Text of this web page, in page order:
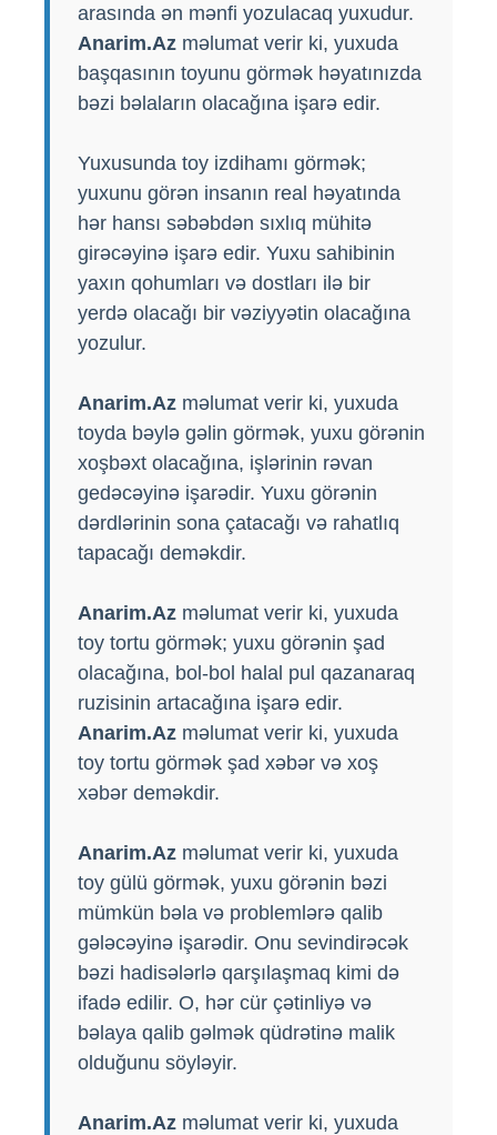
arasında ən mənfi yozulacaq yuxudur.
Anarim.Az məlumat verir ki, yuxuda
başqasının toyunu görmək həyatınızda
bəzi bəlaların olacağına işarə edir.
Yuxusunda toy izdihamı görmək;
yuxunu görən insanın real həyatında
hər hansı səbəbdən sıxlıq mühitə
girəcəyinə işarə edir. Yuxu sahibinin
yaxın qohumları və dostları ilə bir
yerdə olacağı bir vəziyyətin olacağına
yozulur.
Anarim.Az məlumat verir ki, yuxuda
toyda bəylə gəlin görmək, yuxu görənin
xoşbəxt olacağına, işlərinin rəvan
gedəcəyinə işarədir. Yuxu görənin
dərdlərinin sona çatacağı və rahatlıq
tapacağı deməkdir.
Anarim.Az məlumat verir ki, yuxuda
toy tortu görmək; yuxu görənin şad
olacağına, bol-bol halal pul qazanaraq
ruzisinin artacağına işarə edir.
Anarim.Az məlumat verir ki, yuxuda
toy tortu görmək şad xəbər və xoş
xəbər deməkdir.
Anarim.Az məlumat verir ki, yuxuda
toy gülü görmək, yuxu görənin bəzi
mümkün bəla və problemlərə qalib
gələcəyinə işarədir. Onu sevindirəcək
bəzi hadisələrlə qarşılaşmaq kimi də
ifadə edilir. O, hər cür çətinliyə və
bəlaya qalib gəlmək qüdrətinə malik
olduğunu söyləyir.
Anarim.Az məlumat verir ki, yuxuda